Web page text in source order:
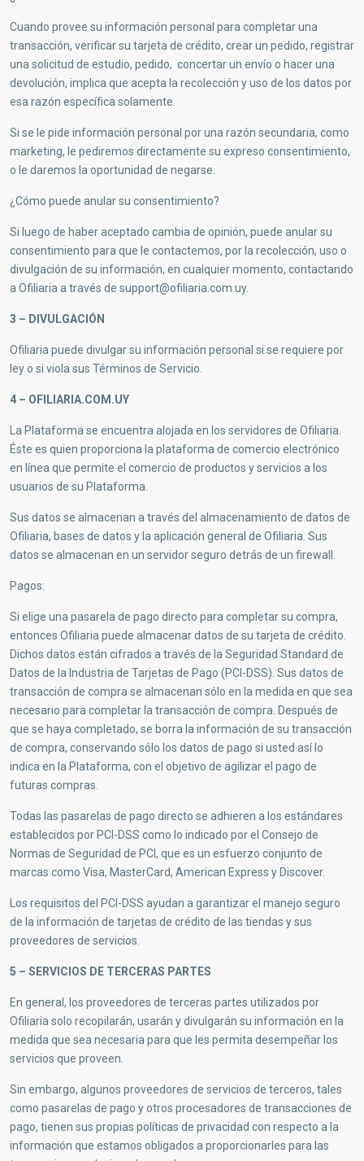
Cuando provee su información personal para completar una
transacción, verificar su tarjeta de crédito, crear un pedido, registrar
una solicitud de estudio, pedido, concertar un envío o hacer una
devolución, implica que acepta la recolección y uso de los datos por
esa razón específica solamente.
Si se le pide información personal por una razón secundaria, como
marketing, le pediremos directamente su expreso consentimiento,
o le daremos la oportunidad de negarse.
¿Cómo puede anular su consentimiento?
Si luego de haber aceptado cambia de opinión, puede anular su
consentimiento para que le contactemos, por la recolección, uso o
divulgación de su información, en cualquier momento, contactando
a Ofiliaria a través de support@ofiliaria.com.uy.
3 – DIVULGACIÓN
Ofiliaria puede divulgar su información personal si se requiere por
ley o si viola sus Términos de Servicio.
4 – OFILIARIA.COM.UY
La Plataforma se encuentra alojada en los servidores de Ofiliaria.
Éste es quien proporciona la plataforma de comercio electrónico
en línea que permite el comercio de productos y servicios a los
usuarios de su Plataforma.
Sus datos se almacenan a través del almacenamiento de datos de
Ofiliaria, bases de datos y la aplicación general de Ofiliaria. Sus
datos se almacenan en un servidor seguro detrás de un firewall.
Pagos:
Si elige una pasarela de pago directo para completar su compra,
entonces Ofiliaria puede almacenar datos de su tarjeta de crédito.
Dichos datos están cifrados a través de la Seguridad Standard de
Datos de la Industria de Tarjetas de Pago (PCI-DSS). Sus datos de
transacción de compra se almacenan sólo en la medida en que sea
necesario para completar la transacción de compra. Después de
que se haya completado, se borra la información de su transacción
de compra, conservando sólo los datos de pago si usted así lo
indica en la Plataforma, con el objetivo de agilizar el pago de
futuras compras.
Todas las pasarelas de pago directo se adhieren a los estándares
establecidos por PCI-DSS como lo indicado por el Consejo de
Normas de Seguridad de PCI, que es un esfuerzo conjunto de
marcas como Visa, MasterCard, American Express y Discover.
Los requisitos del PCI-DSS ayudan a garantizar el manejo seguro
de la información de tarjetas de crédito de las tiendas y sus
proveedores de servicios.
5 – SERVICIOS DE TERCERAS PARTES
En general, los proveedores de terceras partes utilizados por
Ofiliaria solo recopilarán, usarán y divulgarán su información en la
medida que sea necesaria para que les permita desempeñar los
servicios que proveen.
Sin embargo, algunos proveedores de servicios de terceros, tales
como pasarelas de pago y otros procesadores de transacciones de
pago, tienen sus propias políticas de privacidad con respecto a la
información que estamos obligados a proporcionarles para las